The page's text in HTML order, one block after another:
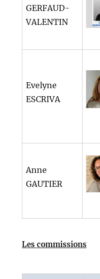
GERFAUD-
VALENTIN
Evelyne
ESCRIVA
Anne
GAUTIER
Les commissions